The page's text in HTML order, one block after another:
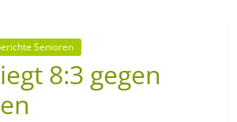
Senioren
8:3 gegen